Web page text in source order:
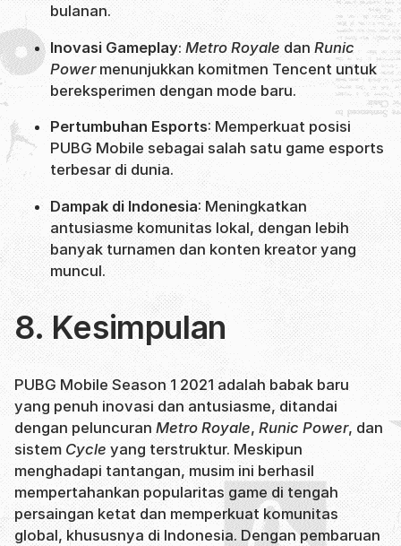
bulanan.
Inovasi Gameplay:Metro Royale dan Runic
Powermenunjukkan komitmen Tencent untuk
bereksperimen dengan mode baru.
Pertumbuhan Esports: Memperkuat posisi
PUBG Mobile sebagai salah satu game esports
terbesar di dunia.
Dampak di Indonesia: Meningkatkan
antusiasme komunitas lokal, dengan lebih
banyak turnamen dan konten kreator yang
muncul.
8. Kesimpulan
PUBG Mobile Season 1 2021 adalah babak baru
yang penuh inovasi dan antusiasme, ditandai
dengan peluncuran Metro Royale, Runic Power, dan
sistem Cycle yang terstruktur. Meskipun
menghadapi tantangan, musim ini berhasil
mempertahankan popularitas game di tengah
persaingan ketat dan memperkuat komunitas
global, khususnya di Indonesia. Dengan pembaruan